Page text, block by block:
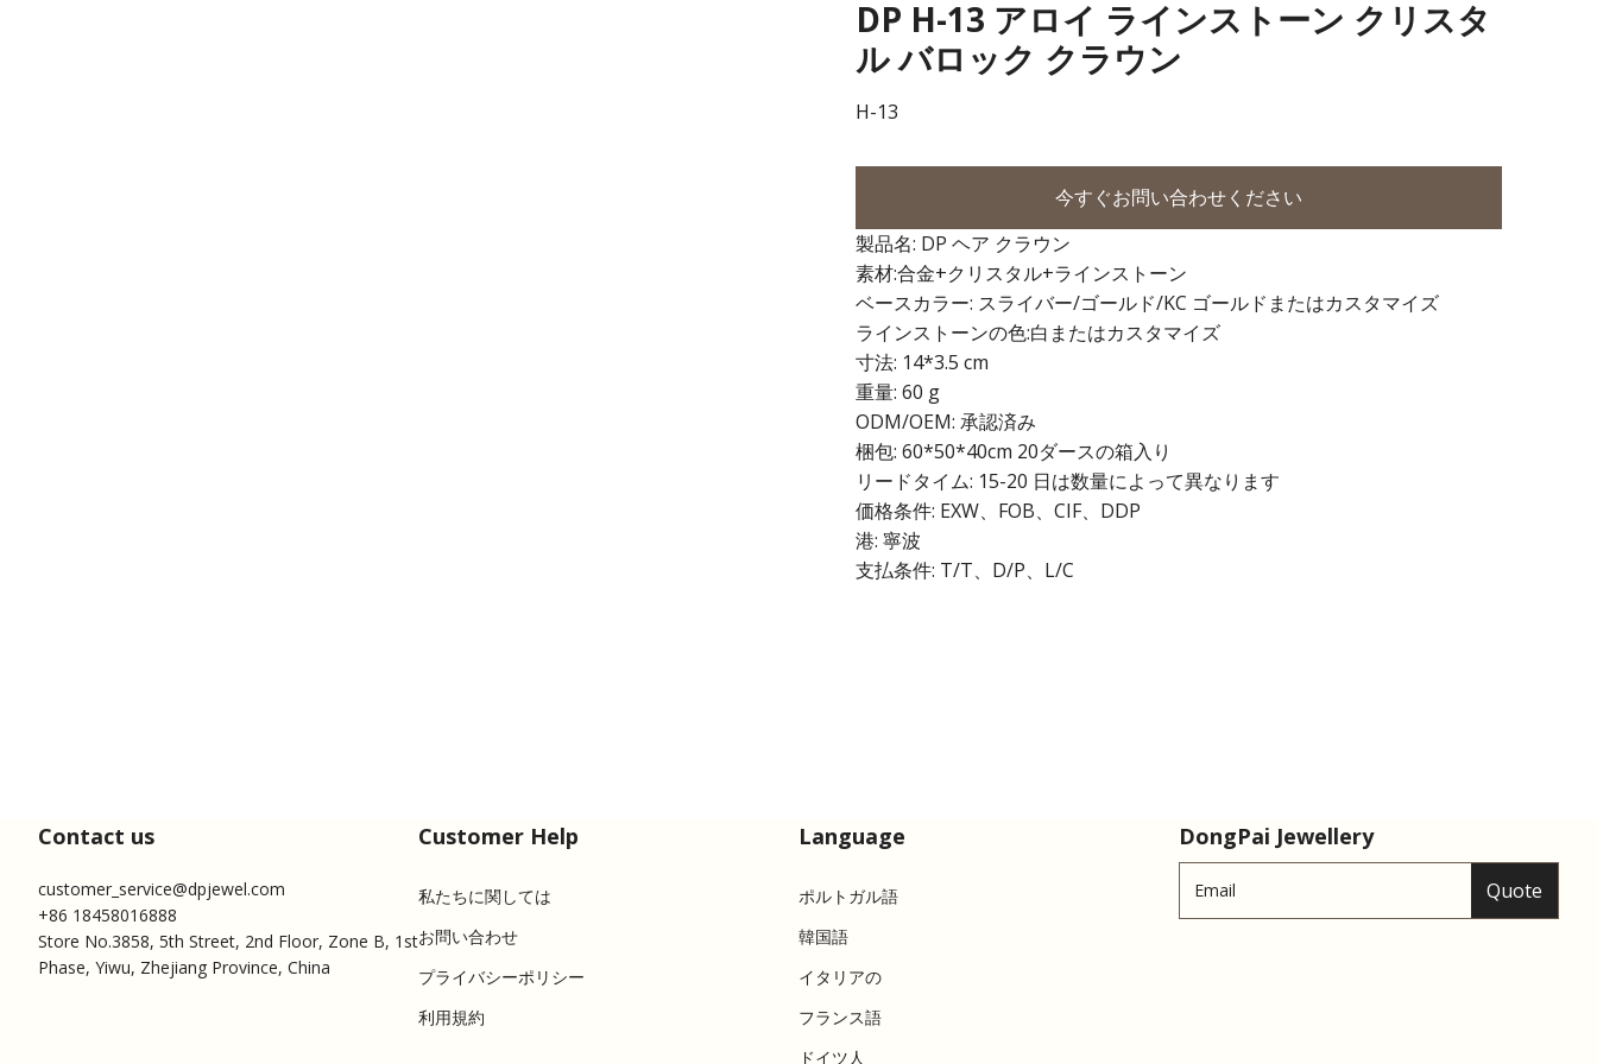
DP H-13 アロイ ラインストーン クリスタ
ル バロック クラウン
H-13
今すぐお問い合わせください
製品名: DP ヘア クラウン
素材:合金+クリスタル+ラインストーン
ベースカラー: スライバー/ゴールド/KC ゴールドまたはカスタマイズ
ラインストーンの色:白またはカスタマイズ
寸法: 14*3.5 cm
重量: 60 g
ODM/OEM: 承認済み
梱包: 60*50*40cm 20ダースの箱入り
リードタイム: 15-20 日は数量によって異なります
価格条件: EXW、FOB、CIF、DDP
港: 寧波
支払条件: T/T、D/P、L/C
Contact us
customer_service@dpjewel.com
+86 18458016888
Store No.3858, 5th Street, 2nd Floor, Zone B, 1st
Phase, Yiwu, Zhejiang Province, China
Customer Help
私たちに関しては
お問い合わせ
プライバシーポリシー
利用規約
Language
ポルトガル語
韓国語
イタリアの
フランス語
ドイツ人
DongPai Jewellery
Quote